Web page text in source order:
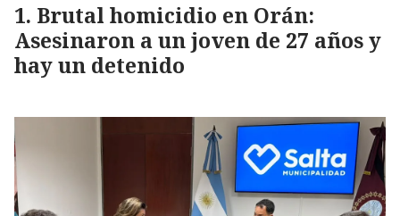
Brutal homicidio en Orán:
Asesinaron a un joven de 27 años y
hay un detenido